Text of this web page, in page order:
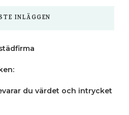
INLÄGGEN
du värdet och intrycket